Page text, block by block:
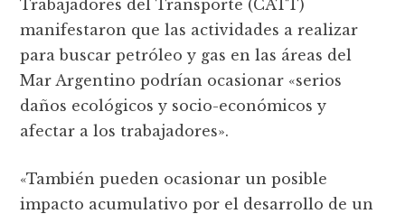
Trabajadores del Transporte (CATT)
manifestaron que las actividades a realizar
para buscar petróleo y gas en las áreas del
Mar Argentino podrían ocasionar «serios
daños ecológicos y socio-económicos y
afectar a los trabajadores».
«También pueden ocasionar un posible
impacto acumulativo por el desarrollo de un